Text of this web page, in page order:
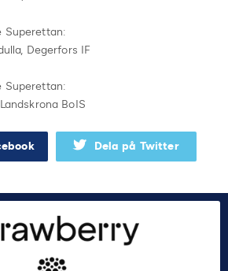
Superettan:
Degerfors IF
Superettan:
BoIS
Dela på Twitter